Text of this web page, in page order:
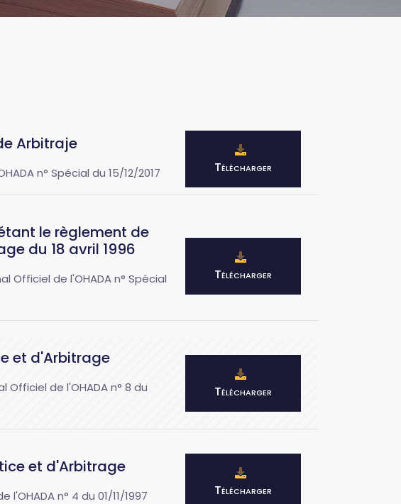
Arbitraje
n° Spécial du 15/12/2017 Télécharger
le règlement de
du 18 avril 1996
Officiel de l'OHADA n° Spécial
Télécharger
et d'Arbitrage
Officiel de l'OHADA n° 8 du
Télécharger
et d'Arbitrage
n° 4 du 01/11/1997 Télécharger